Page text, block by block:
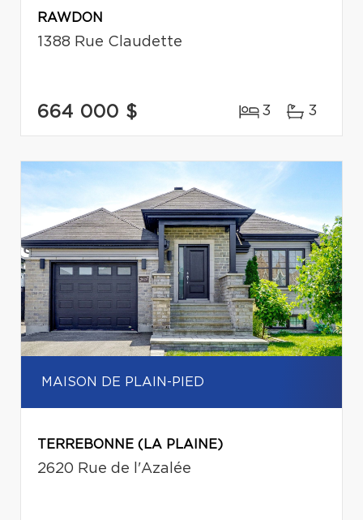
RAWDON
1388 Rue Claudette
664 000 $ 3 3
MAISON DE PLAIN-PIED
TERREBONNE (LA PLAINE)
2620 Rue de l'Azalée